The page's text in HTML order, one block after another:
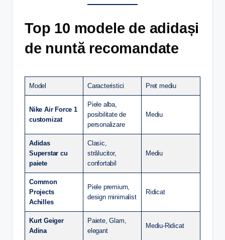
Top 10 modele de adidași
de nuntă recomandate
Model Caracteristici Pret mediu
Nike Air Force 1
customizat
Piele alba,
posibilitate de
personalizare
Mediu
Adidas
Superstar cu
paiete
Clasic,
strălucitor,
confortabil
Mediu
Common
Projects
Achilles
Piele premium,
design minimalist
Ridicat
Kurt Geiger
Adina
Paiete, Glam,
elegant
Mediu-Ridicat